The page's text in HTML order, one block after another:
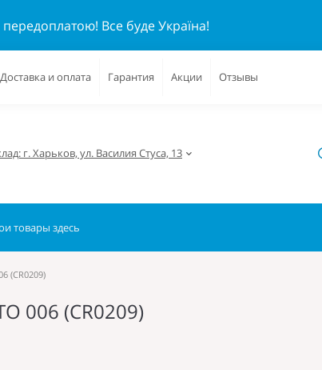
передоплатою! Все буде Україна!
Доставка и оплата Гарантия Акции Отзывы
г. Харьков, ул. Василия Стуса, 13
(CR0209)
006 (CR0209)